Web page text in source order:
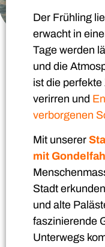
Der Frühling
erwacht in
Tage werden
und die
ist die
verirren und
verborgenen
Mit unserer
mit
Stadt
und alte
faszinierende
Unterwegs